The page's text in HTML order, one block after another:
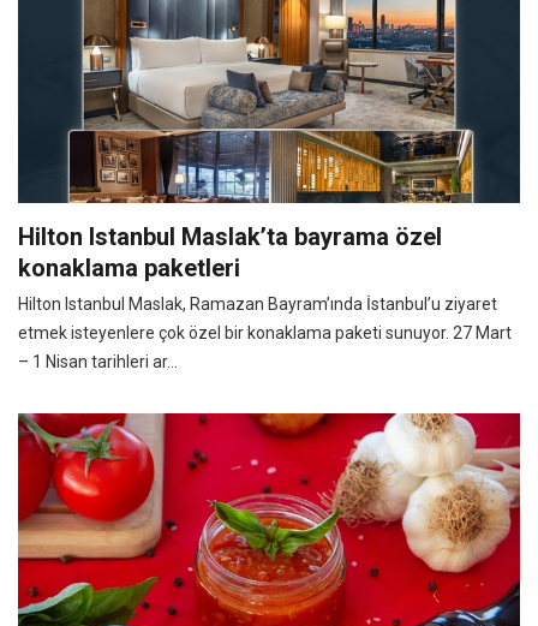
Hilton Istanbul Maslak’ta bayrama özel
konaklama paketleri
Hilton Istanbul Maslak, Ramazan Bayram’ında İstanbul’u ziyaret
etmek isteyenlere çok özel bir konaklama paketi sunuyor. 27 Mart
– 1 Nisan tarihleri ar...